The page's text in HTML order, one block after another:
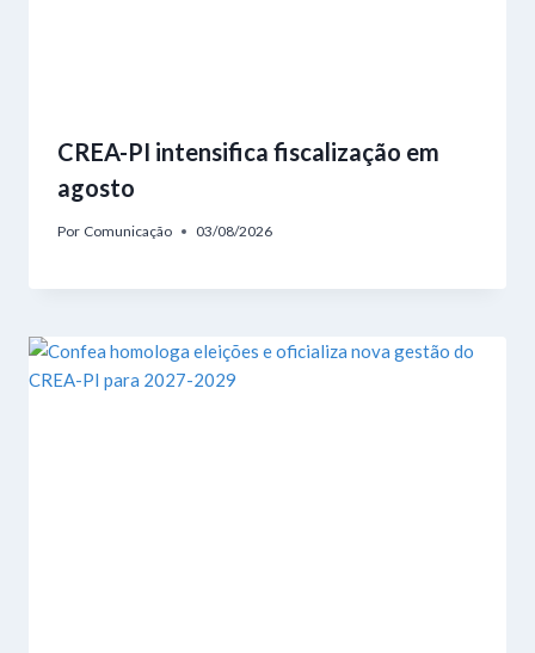
CREA-PI intensifica fiscalização em
agosto
Por Comunicação 03/08/2026